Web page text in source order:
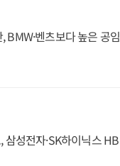
BMW·벤츠보다 높은 공임
성전자·SK하이닉스 HB